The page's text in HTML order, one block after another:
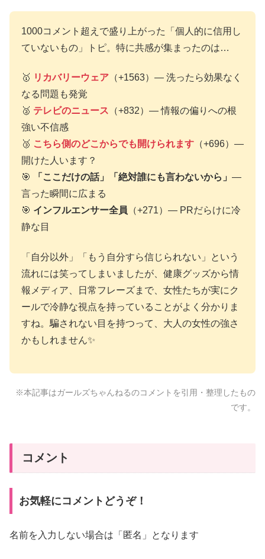
1000コメント超えで盛り上がった「個人的に信用し
ていないもの」トピ。特に共感が集まったのは…
🥇 リカバリーウェア （+1563）— 洗ったら効果なく
なる問題も発覚
🥈 テレビのニュース （+832）— 情報の偏りへの根
強い不信感
🥉 こちら側のどこからでも開けられます （+696）—
開けた人います？
🎯
「ここだけの話」「絶対誰にも言わないから」 —
言った瞬間に広まる
🎯 インフルエンサー全員 （+271）— PRだらけに冷
静な目
「自分以外」「もう自分すら信じられない」という
流れには笑ってしまいましたが、健康グッズから情
報メディア、日常フレーズまで、女性たちが実にク
ールで冷静な視点を持っていることがよく分かりま
すね。騙されない目を持つって、大人の女性の強さ
かもしれません✨
※本記事はガールズちゃんねるのコメントを引用・整理したもの
です。
コメント
お気軽にコメントどうぞ！
名前を入力しない場合は「匿名」となります